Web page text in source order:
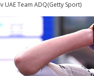
UAE Team ADQ(Getty Sport)